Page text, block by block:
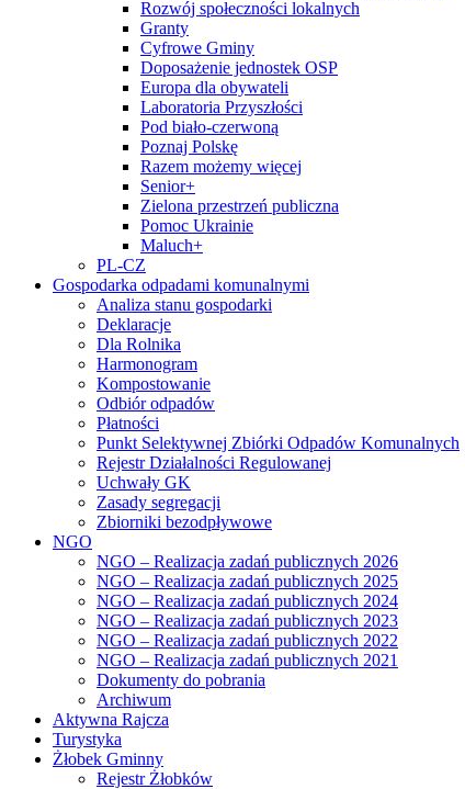
Rozwój społeczności lokalnych
Granty
Cyfrowe Gminy
Doposażenie jednostek OSP
Europa dla obywateli
Laboratoria Przyszłości
Pod biało-czerwoną
Poznaj Polskę
Razem możemy więcej
Senior+
Zielona przestrzeń publiczna
Pomoc Ukrainie
Maluch+
PL-CZ
Gospodarka odpadami komunalnymi
Analiza stanu gospodarki
Deklaracje
Dla Rolnika
Harmonogram
Kompostowanie
Odbiór odpadów
Płatności
Punkt Selektywnej Zbiórki Odpadów Komunalnych
Rejestr Działalności Regulowanej
Uchwały GK
Zasady segregacji
Zbiorniki bezodpływowe
NGO
NGO – Realizacja zadań publicznych 2026
NGO – Realizacja zadań publicznych 2025
NGO – Realizacja zadań publicznych 2024
NGO – Realizacja zadań publicznych 2023
NGO – Realizacja zadań publicznych 2022
NGO – Realizacja zadań publicznych 2021
Dokumenty do pobrania
Archiwum
Aktywna Rajcza
Turystyka
Żłobek Gminny
Rejestr Żłobków